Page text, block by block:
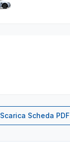
Scarica Scheda PDF